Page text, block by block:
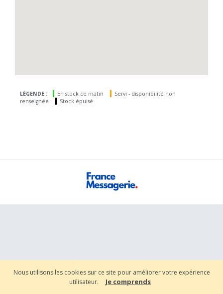
Nous utilisons les cookies sur ce site pour améliorer votre expérience
utilisateur.
Je comprends
LÉGENDE : En stock ce matin
Servi - disponibilité non
renseignée
Stock épuisé